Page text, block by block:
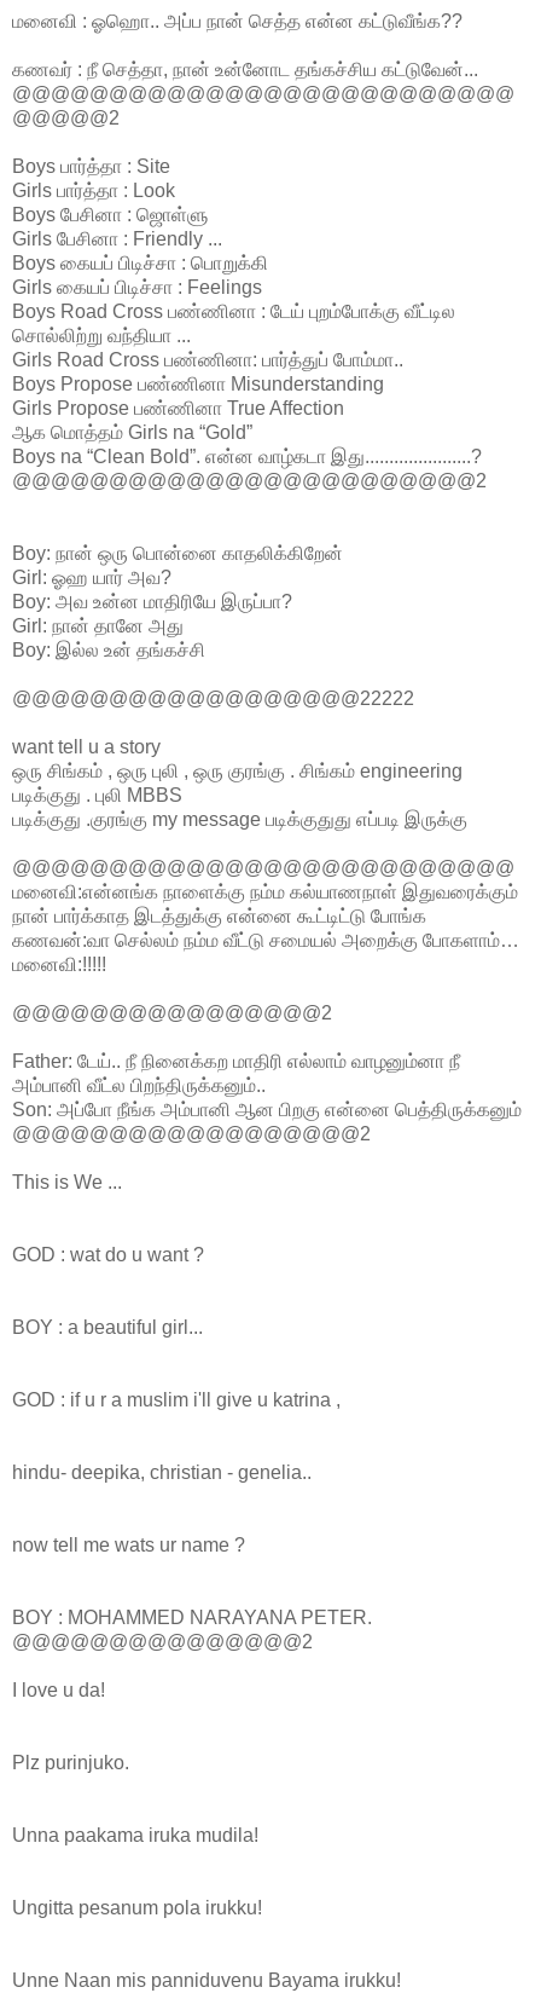
மனைவி : ஓஹொ.. அப்ப நான் செத்த என்ன கட்டுவீங்க??
கணவர் : நீ செத்தா, நான் உன்னோட தங்கச்சிய கட்டுவேன்...
@@@@@@@@@@@@@@@@@@@@@@@@@@
@@@@@2
Boys பார்த்தா : Site
Girls பார்த்தா : Look
Boys பேசினா : ஜொள்ளு
Girls பேசினா : Friendly ...
Boys கையப் பிடிச்சா : பொறுக்கி
Girls கையப் பிடிச்சா : Feelings
Boys Road Cross பண்ணினா : டேய் புறம்போக்கு வீட்டில
சொல்லிற்று வந்தியா ...
Girls Road Cross பண்ணினா: பார்த்துப் போம்மா..
Boys Propose பண்ணினா Misunderstanding
Girls Propose பண்ணினா True Affection
ஆக மொத்தம் Girls na “Gold”
Boys na “Clean Bold”. என்ன வாழ்கடா இது......................?
@@@@@@@@@@@@@@@@@@@@@@@@2
Boy: நான் ஒரு பொன்னை காதலிக்கிறேன்
Girl: ஓஹ யார் அவ?
Boy: அவ உன்ன மாதிரியே இருப்பா?
Girl: நான் தானே அது
Boy: இல்ல உன் தங்கச்சி
@@@@@@@@@@@@@@@@@@22222
want tell u a story
ஒரு சிங்கம் , ஒரு புலி , ஒரு குரங்கு . சிங்கம் engineering
படிக்குது . புலி MBBS
படிக்குது .குரங்கு my message படிக்குதுது எப்படி இருக்கு
@@@@@@@@@@@@@@@@@@@@@@@@@@
மனைவி:என்னங்க நாளைக்கு நம்ம கல்யாணநாள் இதுவரைக்கும்
நான் பார்க்காத இடத்துக்கு என்னை கூட்டிட்டு போங்க
க‌ணவன்:வா செல்லம் நம்ம வீட்டு சமையல் அறைக்கு போகளாம்…
மனைவி:!!!!!
@@@@@@@@@@@@@@@@2
Father: டேய்.. நீ நினைக்கற மாதிரி எல்லாம் வாழனும்னா நீ
அம்பானி வீட்ல பிறந்திருக்கனும்..
Son: அப்போ நீங்க அம்பானி ஆன பிறகு என்னை பெத்திருக்கனும்
@@@@@@@@@@@@@@@@@@2
This is We ...
GOD : wat do u want ?
BOY : a beautiful girl...
GOD : if u r a muslim i'll give u katrina ,
hindu- deepika, christian - genelia..
now tell me wats ur name ?
BOY : MOHAMMED NARAYANA PETER.
@@@@@@@@@@@@@@@2
I love u da!
Plz purinjuko.
Unna paakama iruka mudila!
Ungitta pesanum pola irukku!
Unne Naan mis panniduvenu Bayama irukku!